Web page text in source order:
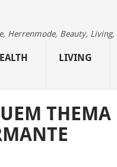
Herrenmode, Beauty,
LIVING
THEMA